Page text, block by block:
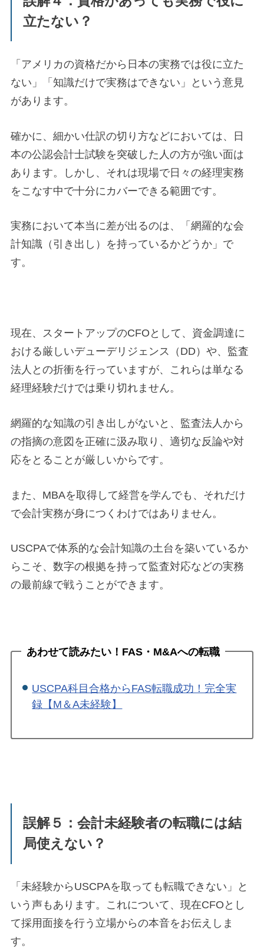
立たない？
「アメリカの資格だから日本の実務では役に立た
ない」「知識だけで実務はできない」という意見
があります。
確かに、細かい仕訳の切り方などにおいては、日
本の公認会計士試験を突破した人の方が強い面は
あります。しかし、それは現場で日々の経理実務
をこなす中で十分にカバーできる範囲です。
実務において本当に差が出るのは、「網羅的な会
計知識（引き出し）を持っているかどうか」で
す。
現在、スタートアップのCFOとして、資金調達に
おける厳しいデューデリジェンス（DD）や、監査
法人との折衝を行っていますが、これらは単なる
経理経験だけでは乗り切れません。
網羅的な知識の引き出しがないと、監査法人から
の指摘の意図を正確に汲み取り、適切な反論や対
応をとることが厳しいからです。
また、MBAを取得して経営を学んでも、それだけ
で会計実務が身につくわけではありません。
USCPAで体系的な会計知識の土台を築いているか
らこそ、数字の根拠を持って監査対応などの実務
の最前線で戦うことができます。
あわせて読みたい！FAS・M&Aへの転職
USCPA科目合格からFAS転職成功！完全実
録【M＆A未経験】
誤解５：会計未経験者の転職には結
局使えない？
「未経験からUSCPAを取っても転職できない」と
いう声もあります。これについて、現在CFOとし
て採用面接を行う立場からの本音をお伝えしま
す。